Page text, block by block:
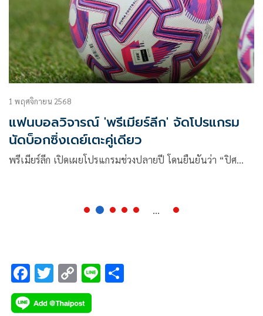
1 พฤศจิกายน 2568
แฟนบอลวิจารณ์ 'พรีเมียร์ลีก' จัดโปรแกรม
นัดบ็อกซิ่งเดย์เตะคู่เดียว
พรีเมียร์ลีก เปิดเผยโปรแกรมช่วงปลายปี โดนยืนยันว่า “ปิศ…
...
F
ac
e
T
wi
tt
C
o
p
Li